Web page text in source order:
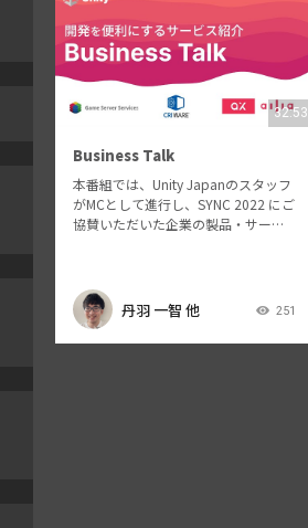
32:53
Business Talk
本番組では、Unity Japanのスタッフ
がMCとして進行し、SYNC 2022 にご
協賛いただいた企業の製品・サービ
ただきますので、今…
丹羽 一智 他 251